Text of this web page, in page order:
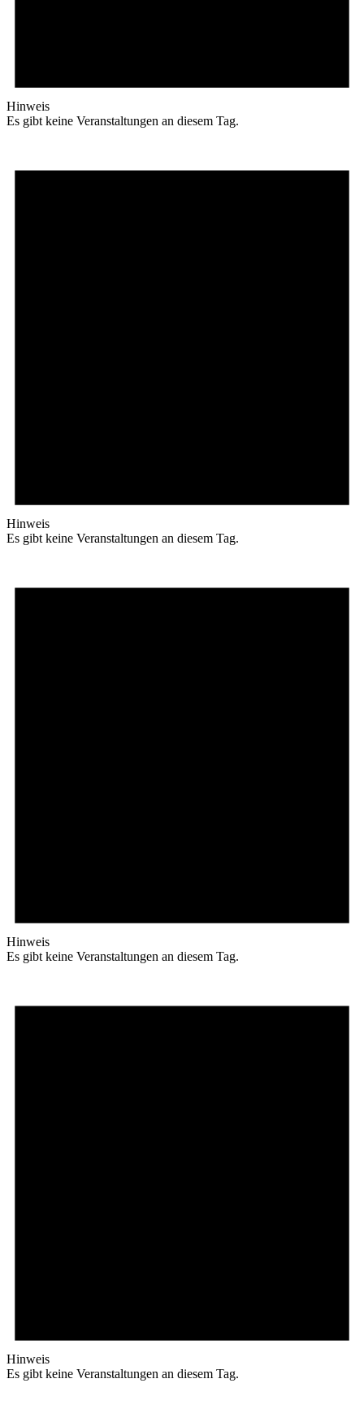
Hinweis
Es gibt keine Veranstaltungen an diesem Tag.
Hinweis
Es gibt keine Veranstaltungen an diesem Tag.
Hinweis
Es gibt keine Veranstaltungen an diesem Tag.
Hinweis
Es gibt keine Veranstaltungen an diesem Tag.